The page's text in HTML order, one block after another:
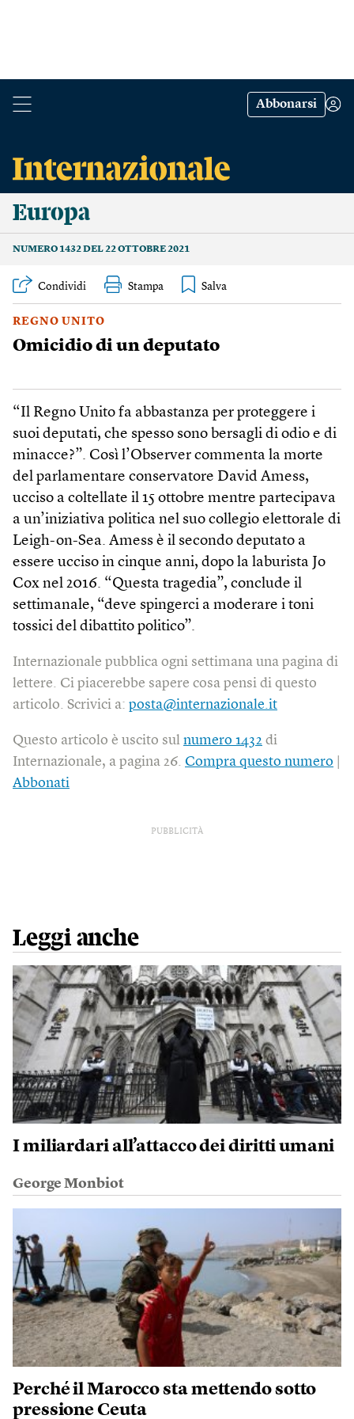
Abbonarsi
Europa
NUMERO 1432 DEL 22 OTTOBRE 2021
Condividi Stampa
REGNO UNITO
Omicidio di un deputato
“Il Regno Unito fa abbastanza per proteggere i
suoi deputati, che spesso sono bersagli di odio e di
minacce?”. Così l’Observer commenta la morte
del parlamentare conservatore David Amess,
ucciso a coltellate il 15 ottobre mentre partecipava
a un’iniziativa politica nel suo collegio elettorale di
Leigh-on-Sea. Amess è il secondo deputato a
essere ucciso in cinque anni, dopo la laburista Jo
Cox nel 2016. “Questa tragedia”, conclude il
settimanale, “deve spingerci a moderare i toni
tossici del dibattito politico”.
Internazionale pubblica ogni settimana una pagina di
lettere. Ci piacerebbe sapere cosa pensi di questo
articolo. Scrivici a: posta@internazionale.it
Questo articolo è uscito sul numero 1432 di
Internazionale, a pagina 26. Compra questo numero
Abbonati
PUBBLICITÀ
Leggi anche
I miliardari all’attacco dei diritti umani
George Monbiot
Perché il Marocco sta mettendo sotto
pressione Ceuta